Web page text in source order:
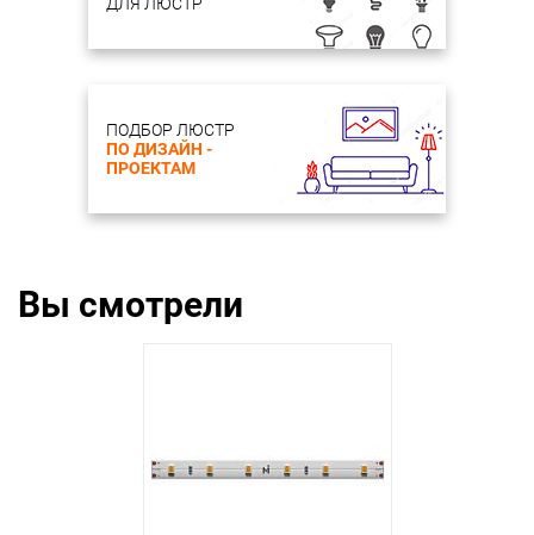
ПОДБОР ЛЮСТР
ПО ДИЗАЙН -
ПРОЕКТАМ
Вы смотрели